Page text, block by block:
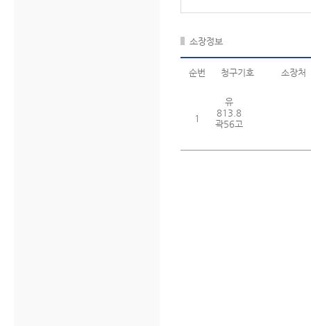
소장정보
순번 청구기호 소장처
1
유
813.8
곽56고